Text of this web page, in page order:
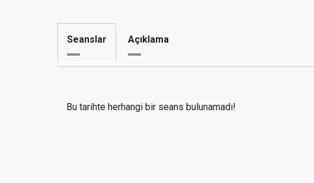
Seanslar Açıklama
Bu tarihte herhangi bir seans bulunamadı!